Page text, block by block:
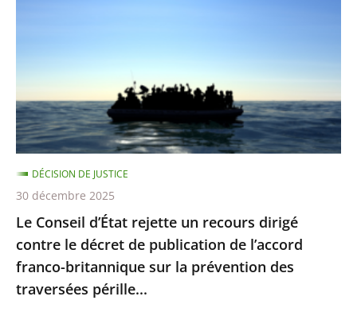
recours
contre
le
décret
de
publication
de
l’accord
franco-
britannique
Le Conseil d’État rejette un recours dirigé
contre le décret de publication de l’accord
franco-britannique sur la prévention des
traversées pérille...
DÉCISION DE JUSTICE
30 décembre 2025